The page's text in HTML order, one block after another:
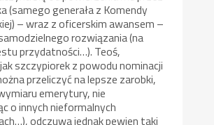
(samego generała z Komendy
– wraz z oficerskim awansem –
rozwiązania (na
przydatności…). Teoś,
szczypiorek z powodu nominacji
przeliczyć na lepsze zarobki,
emerytury, nie
o innych nieformalnych
odczuwa jednak pewien taki